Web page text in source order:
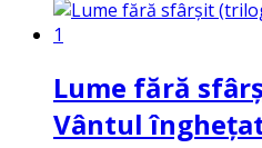
Lume fără
Vântul înghețat